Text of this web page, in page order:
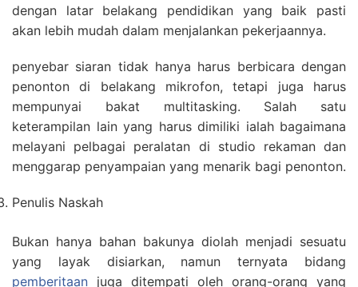
dengan latar belakang pendidikan yang baik pasti
akan lebih mudah dalam menjalankan pekerjaannya.
penyebar siaran tidak hanya harus berbicara dengan
penonton di belakang mikrofon, tetapi juga harus
mempunyai bakat multitasking. Salah satu
keterampilan lain yang harus dimiliki ialah bagaimana
melayani pelbagai peralatan di studio rekaman dan
menggarap penyampaian yang menarik bagi penonton.
Penulis Naskah
Bukan hanya bahan bakunya diolah menjadi sesuatu
yang layak disiarkan, namun ternyata bidang
pemberitaan juga ditempati oleh orang-orang yang